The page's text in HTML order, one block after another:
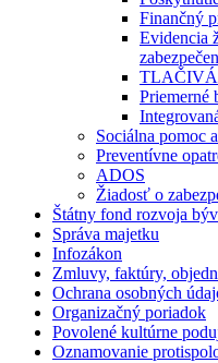
Finančný
Evidencia
TLAČIVÁ
Priemerné
Sociálna pomoc
Preventívne
ADOS
Žiadosť o
Štátny fond rozvoja
Správa majetku
Infozákon
Zmluvy, faktúry,
Ochrana osobných
Organizačný poriadok
Povolené kultúrne
Oznamovanie